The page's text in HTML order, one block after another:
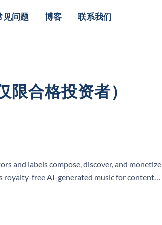
见问题 博客 联系我们
限合格投资者）
and labels compose, discover, and monetize
royalty-free AI-generated music for content
generators.